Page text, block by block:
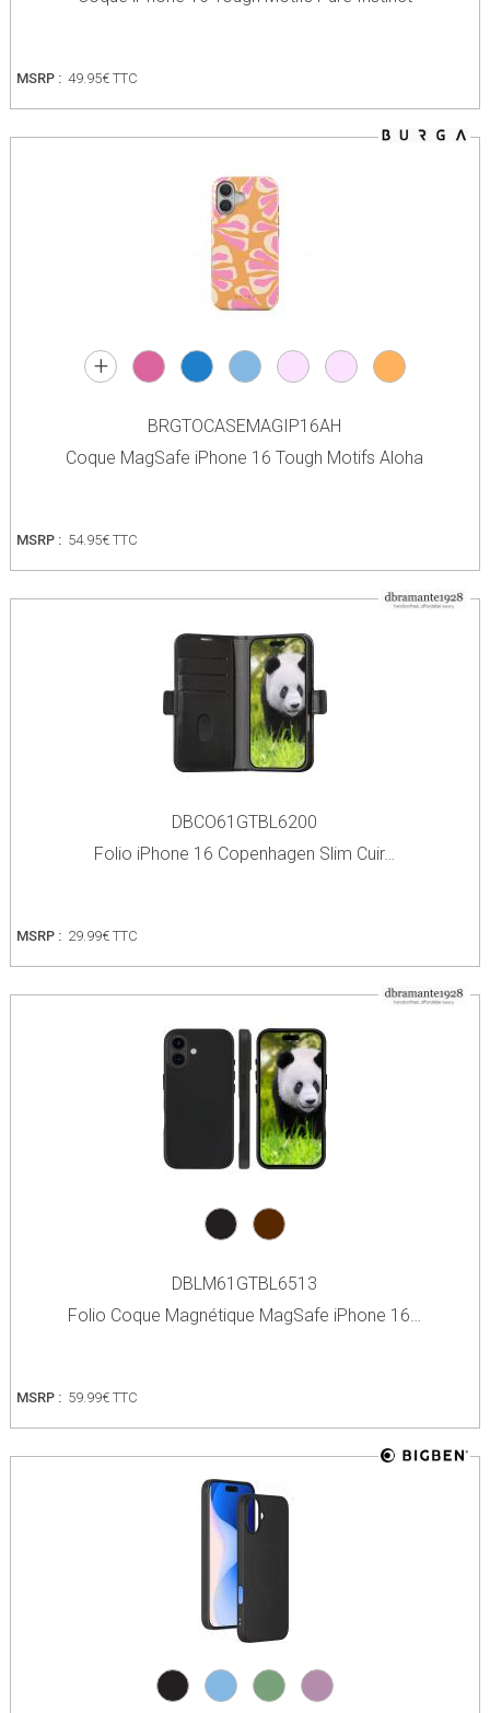
MSRP : 49.95€ TTC
+
BRGTOCASEMAGIP16AH
Coque MagSafe iPhone 16 Tough Motifs Aloha
MSRP : 54.95€ TTC
DBCO61GTBL6200
Folio iPhone 16 Copenhagen Slim Cuir…
MSRP : 29.99€ TTC
DBLM61GTBL6513
Folio Coque Magnétique MagSafe iPhone 16…
MSRP : 59.99€ TTC